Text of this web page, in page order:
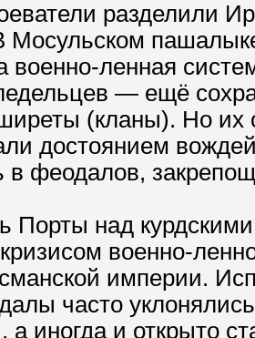
разделили
Мосульском
военно-ленная
— ещё
(кланы). Но их
достоянием
в феодалов,
Порты над
военно-
империи.
часто
а иногда и открыто